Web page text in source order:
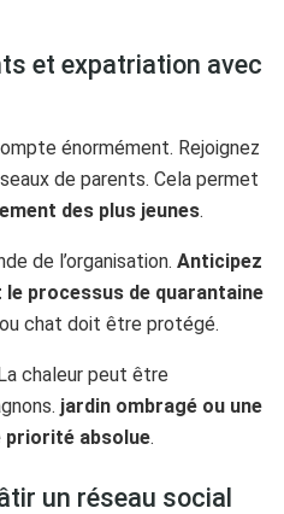
et expatriation avec
énormément. Rejoignez
de parents. Cela permet
des plus jeunes.
de l’organisation. Anticipez
processus de quarantaine
chat doit être protégé.
chaleur peut être
jardin ombragé ou une
priorité absolue.
un réseau social